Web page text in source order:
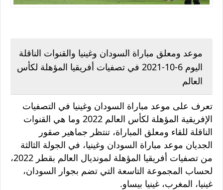
موعد ومعلق مباراة ​السودان وغينيا والقنوات الناقلة
اليوم 6-10-2021 في تصفيات أفريقيا المؤهلة لكأس
العالم
تعرف على موعد مباراة السودان وغينيا في التصفيات
الإفريقية المؤهلة لكأس العالم 2022 وما هي القنوات
الناقلة للقاء ومعلق المباراة، تنتظر جماهير صقور
الجديان موعد مباراة السودان وغينيا، في الجولة الثالثة
من تصفيات أفريقيا المؤهلة لمونديال العالم بقطر 2022،
لحساب المجموعة التاسعة التي تضم بجوار السودان،
غينيا، المغرب، غينيا بيساو.